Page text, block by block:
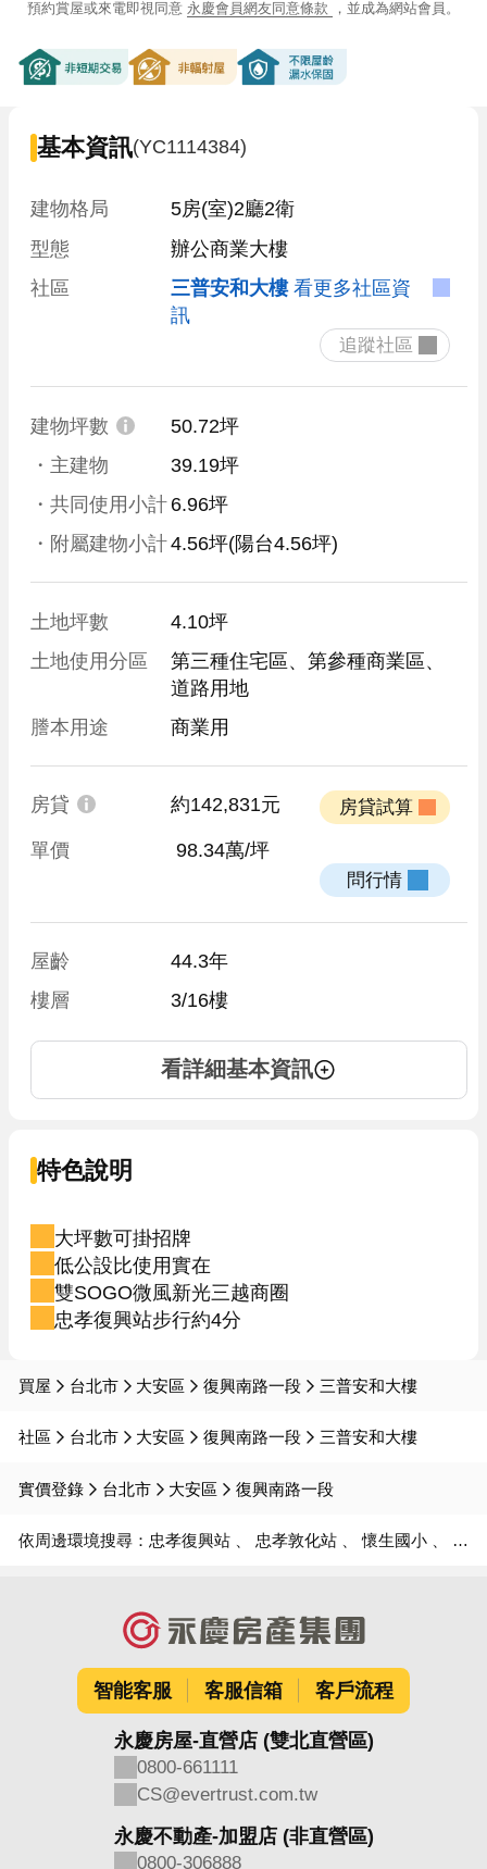
預約賞屋或來電即視同意 永慶會員網友同意條款 ，並成為網站會員。
基本資訊(YC1114384)
建物格局
5房(室)2廳2衛
型態
辦公商業大樓
社區
三普安和大樓 看更多社區資
訊
建物坪數
50.72坪
・主建物
39.19坪
・共同使用小計 6.96坪
・附屬建物小計4.56坪(陽台4.56坪)
土地坪數
4.10坪
土地使用分區
第三種住宅區、第參種商業區、
道路用地
謄本用途
商業用
房貸 約142,831元
單價 98.34萬/坪
屋齡
44.3年
樓層
3/16樓
看詳細基本資訊
特色說明
大坪數可掛招牌
低公設比使用實在
雙SOGO微風新光三越商圈
忠孝復興站步行約4分
買屋 台北市 大安區 復興南路一段 三普安和大樓
社區 台北市 大安區 復興南路一段 三普安和大樓
實價登錄 台北市 大安區 復興南路一段
依周邊環境搜尋： 忠孝復興站 忠孝敦化站 懷生國小
智能客服 客服信箱 客戶流程
永慶房屋-直營店 (雙北直營區)
0800-661111
CS@evertrust.com.tw
永慶不動產-加盟店 (非直營區)
0800-306888